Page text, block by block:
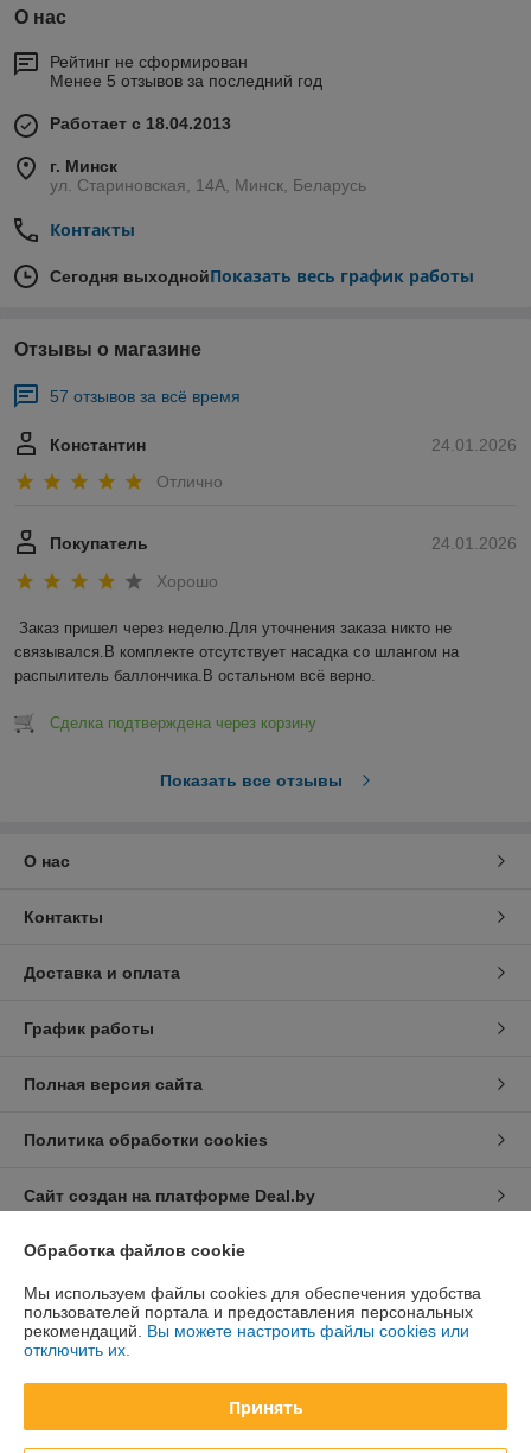
О нас
Рейтинг не сформирован
Менее 5 отзывов за последний год
Работает с 18.04.2013
г. Минск
ул. Стариновская, 14А, Минск, Беларусь
Контакты
Сегодня выходнойПоказать весь график работы
Отзывы о магазине
57 отзывов за всё время
24.01.2026
Константин
Отлично
24.01.2026
Покупатель
Хорошо
Заказ пришел через неделю.Для уточнения заказа никто не
связывался.В комплекте отсутствует насадка со шлангом на
распылитель баллончика.В остальном всё верно.
Сделка подтверждена через корзину
Показать все отзывы
О нас
Контакты
Доставка и оплата
График работы
Полная версия сайта
Политика обработки cookies
Сайт создан на платформе Deal.by
Юридическое лицо:Общество с ограниченной ответственностью
220084, г. Минск, ул. Стариновская, 14А, каб. 3
Обработка файлов cookie
Мы используем файлы cookies для обеспечения удобства
пользователей портала и предоставления персональных
рекомендаций. Вы можете настроить файлы cookies или
отключить их.
Принять